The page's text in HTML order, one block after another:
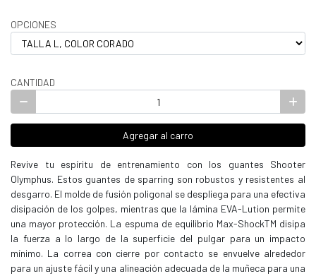
OPCIONES
CANTIDAD
Agregar al carro
Revive tu espíritu de entrenamiento con los guantes Shooter
Olymphus. Estos guantes de sparring son robustos y resistentes al
desgarro. El molde de fusión poligonal se despliega para una efectiva
disipación de los golpes, mientras que la lámina EVA-Lution permite
una mayor protección. La espuma de equilibrio Max-ShockTM disipa
la fuerza a lo largo de la superficie del pulgar para un impacto
mínimo. La correa con cierre por contacto se envuelve alrededor
para un ajuste fácil y una alineación adecuada de la muñeca para una